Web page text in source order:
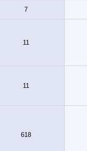
7
11
11
618